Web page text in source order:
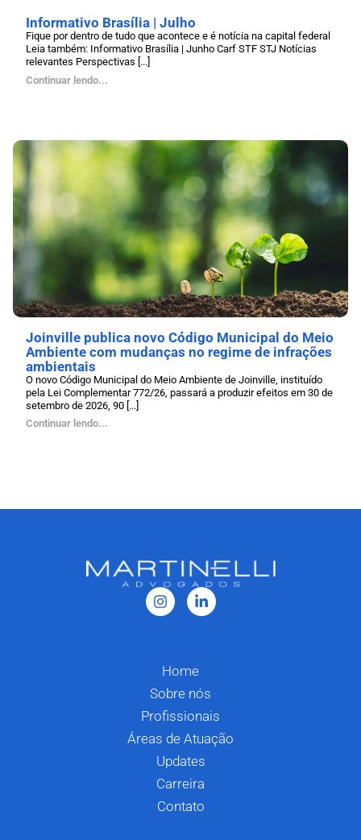
Informativo Brasília | Julho
Fique por dentro de tudo que acontece e é notícia na capital federal
Leia também: Informativo Brasília | Junho Carf STF STJ Notícias
relevantes Perspectivas [...]
Continuar lendo...
Joinville publica novo Código Municipal do Meio
Ambiente com mudanças no regime de infrações
ambientais
O novo Código Municipal do Meio Ambiente de Joinville, instituído
pela Lei Complementar 772/26, passará a produzir efeitos em 30 de
setembro de 2026, 90 [...]
Continuar lendo...
Home
Sobre nós
Profissionais
Áreas de Atuação
Updates
Carreira
Contato